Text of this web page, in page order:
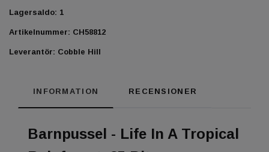
Lagersaldo: 1
Artikelnummer: CH58812
Leverantör: Cobble Hill
INFORMATION RECENSIONER
Barnpussel - Life In A Tropical